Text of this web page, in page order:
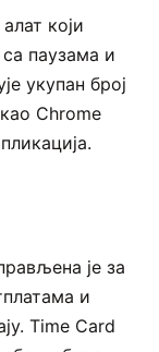
који
паузама и
укупан број
Chrome
је за
и
Time Card